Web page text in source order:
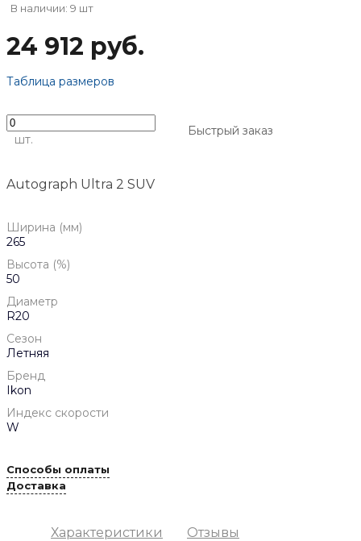
В наличии: 9 шт
24 912 руб.
Таблица размеров
шт.
Быстрый заказ
Autograph Ultra 2 SUV
Ширина (мм)
265
Высота (%)
50
Диаметр
R20
Сезон
Летняя
Бренд
Ikon
Индекс скорости
W
Способы оплаты
Доставка
Характеристики Отзывы